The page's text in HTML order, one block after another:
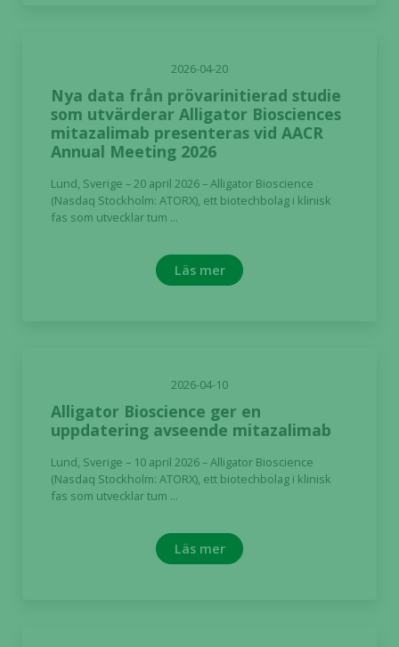
2026-04-20
Nya data från prövarinitierad studie
som utvärderar Alligator Biosciences
mitazalimab presenteras vid AACR
Annual Meeting 2026
Lund, Sverige – 20 april 2026 – Alligator Bioscience
(Nasdaq Stockholm: ATORX), ett biotechbolag i klinisk
fas som utvecklar tum ...
Läs mer
2026-04-10
Alligator Bioscience ger en
uppdatering avseende mitazalimab
Lund, Sverige – 10 april 2026 – Alligator Bioscience
(Nasdaq Stockholm: ATORX), ett biotechbolag i klinisk
fas som utvecklar tum ...
Läs mer